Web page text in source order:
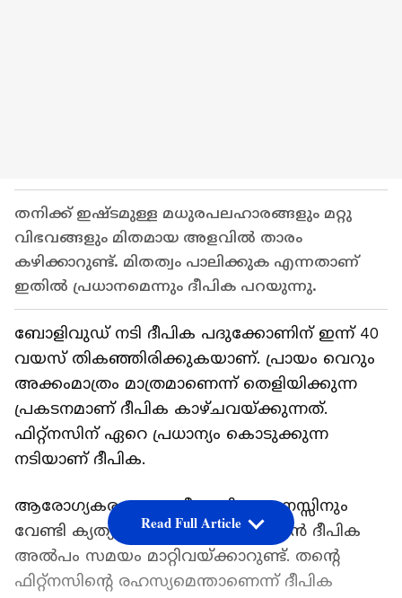
തനിക്ക് ഇഷ്ടമുള്ള മധുരപലഹാരങ്ങളും മറ്റു
വിഭവങ്ങളും മിതമായ അളവിൽ താരം
കഴിക്കാറുണ്ട്. മിതത്വം പാലിക്കുക എന്നതാണ്
ഇതിൽ പ്രധാനമെന്നും ദീപിക പറയുന്നു.
ബോളിവുഡ് നടി ദീപിക പദുക്കോണിന് ഇന്ന് 40
വയസ് തികഞ്ഞിരിക്കുകയാണ്. പ്രായം വെറും
അക്കംമാത്രം മാത്രമാണെന്ന് തെളിയിക്കുന്ന
പ്രകടനമാണ് ദീപിക കാഴ്ചവയ്ക്കുന്നത്.
ഫിറ്റ്നസിന് ഏറെ പ്രധാന്യം കൊടുക്കുന്ന
നടിയാണ് ദീപിക.
ആരോഗ്യകരമായ ശരീരത്തിനും മനസ്സിനും
വേണ്ടി ക്യത്യമായി വ്യായാമം ചെയ്യാൻ ദീപിക
അൽപം സമയം മാറ്റിവയ്ക്കാറുണ്ട്. തന്റെ
ഫിറ്റ്നസിന്റെ രഹസ്യമെന്താണെന്ന് ദീപിക
Read Full Article